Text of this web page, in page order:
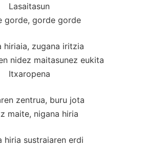
Lasaitasun
gorde, gorde gorde
hiriaia, zugana iritzia
nidez maitasunez eukita
Itxaropena
zentrua, buru jota
maite, nigana hiria
hiria sustraiaren erdi